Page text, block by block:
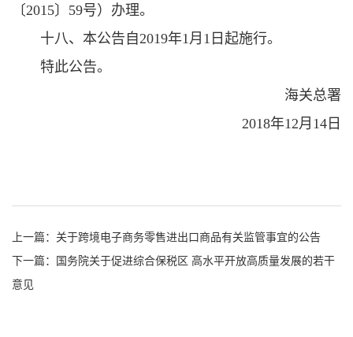
〔2015〕59号）办理。
十八、本公告自2019年1月1日起施行。
特此公告。
海关总署
2018年12月14日
上一篇： 关于跨境电子商务零售进出口商品有关监管事宜的公告
下一篇：
国务院关于促进综合保税区 高水平开放高质量发展的若干
意见